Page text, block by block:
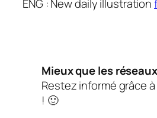
ENG : New daily illustration
Mieux que les
Restez informé grâce
! 🙂